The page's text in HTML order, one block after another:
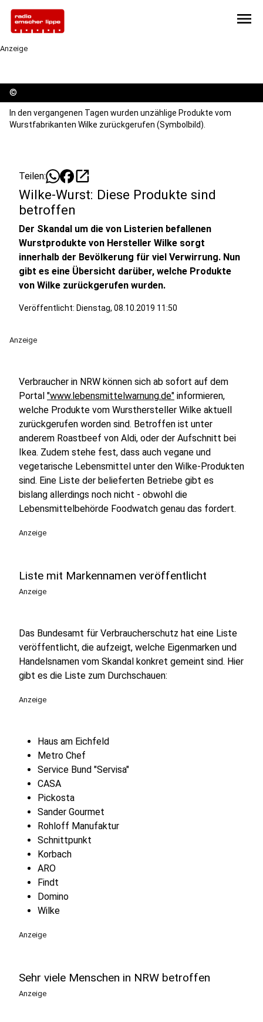
menu
Anzeige
©
In den vergangenen Tagen wurden unzählige Produkte vom
Wurstfabrikanten Wilke zurückgerufen (Symbolbild).
Teilen: open_in_new
Wilke-Wurst: Diese Produkte sind
betroffen
Der Skandal um die von Listerien befallenen
Wurstprodukte von Hersteller Wilke sorgt
innerhalb der Bevölkerung für viel Verwirrung. Nun
gibt es eine Übersicht darüber, welche Produkte
von Wilke zurückgerufen wurden.
Veröffentlicht: Dienstag, 08.10.2019 11:50
Anzeige
Verbraucher in NRW können sich ab sofort auf dem
Portal "www.lebensmittelwarnung.de" informieren,
welche Produkte vom Wursthersteller Wilke aktuell
zurückgerufen worden sind. Betroffen ist unter
anderem Roastbeef von Aldi, oder der Aufschnitt bei
Ikea. Zudem stehe fest, dass auch vegane und
vegetarische Lebensmittel unter den Wilke-Produkten
sind. Eine Liste der belieferten Betriebe gibt es
bislang allerdings noch nicht - obwohl die
Lebensmittelbehörde Foodwatch genau das fordert.
Anzeige
Liste mit Markennamen veröffentlicht
Anzeige
Das Bundesamt für Verbraucherschutz hat eine Liste
veröffentlicht, die aufzeigt, welche Eigenmarken und
Handelsnamen vom Skandal konkret gemeint sind. Hier
gibt es die Liste zum Durchschauen:
Anzeige
Haus am Eichfeld
Metro Chef
Service Bund "Servisa"
CASA
Pickosta
Sander Gourmet
Rohloff Manufaktur
Schnittpunkt
Korbach
ARO
Findt
Domino
Wilke
Anzeige
Sehr viele Menschen in NRW betroffen
Anzeige